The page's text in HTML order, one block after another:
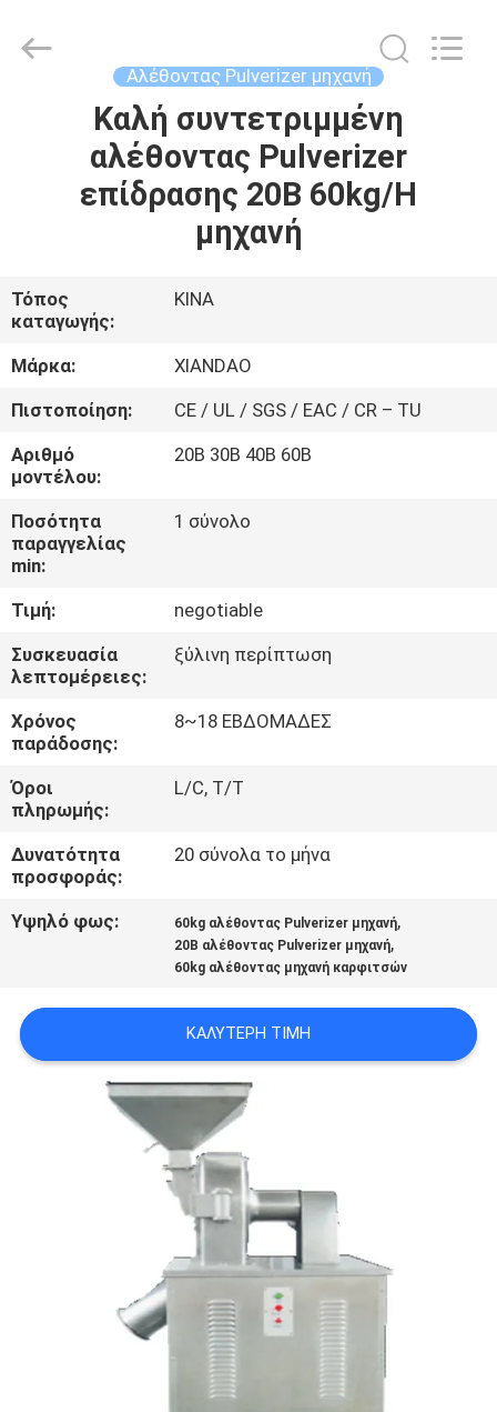
ΠΡΟΪΌΝΤΑ
ΕΜΕΊΣ
ΓΎΡΟΣ
ΕΡΓΟΣΤΑΣΊΩΝ
ΠΟΙΟΤΙΚΌΣ
ΈΛΕΓΧΟΣ
ΕΛΆΤΕ
ΣΕ
ΕΠΑΦΉ
ΜΕ
ΝΈΑ
ΖΗΤΉΣΤΕ
ΈΝΑ
ΑΠΌΣΠΑΣΜΑ
SITEMAP
PRIVACY
Technology
Αλέθοντας Pulverizer μηχανή
Καλή συντετριμμένη
αλέθοντας Pulverizer
επίδρασης 20B 60kg/H
μηχανή
Τόπος
καταγωγής:
ΚΙΝΑ
Μάρκα:
XIANDAO
Πιστοποίηση:
CE / UL / SGS / EAC / CR – TU
Αριθμό
μοντέλου:
20B 30B 40B 60B
Ποσότητα
παραγγελίας
min:
1 σύνολο
Τιμή:
negotiable
Συσκευασία
λεπτομέρειες:
ξύλινη περίπτωση
Χρόνος
παράδοσης:
8~18 ΕΒΔΟΜΑΔΕΣ
Όροι
πληρωμής:
L/C, T/T
Δυνατότητα
προσφοράς:
20 σύνολα το μήνα
Υψηλό φως: 60kg αλέθοντας Pulverizer μηχανή,
20B αλέθοντας Pulverizer μηχανή,
60kg αλέθοντας μηχανή καρφιτσών
ΚΑΛΎΤΕΡΗ ΤΙΜΉ